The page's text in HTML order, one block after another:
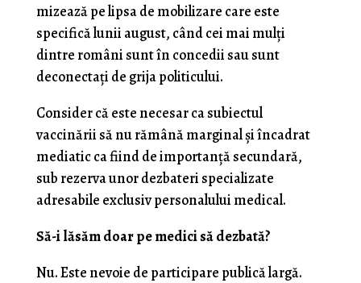
mizează pe lipsa de mobilizare care este
specifică lunii august, când cei mai mulţi
dintre români sunt în concedii sau sunt
deconectaţi de grija politicului.
Consider că este necesar ca subiectul
vaccinării să nu rămână marginal şi încadrat
mediatic ca fiind de importanţă secundară,
sub rezerva unor dezbateri specializate
adresabile exclusiv personalului medical.
Să-i lăsăm doar pe medici să dezbată?
Nu. Este nevoie de participare publică largă.